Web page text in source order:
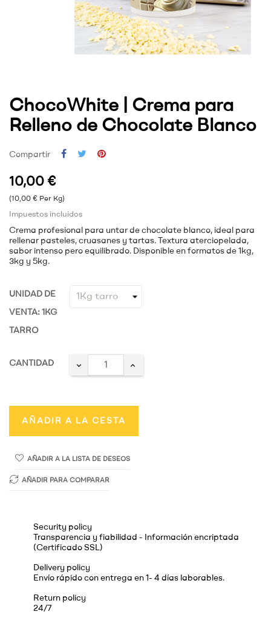
ChocoWhite | Crema para
Relleno de Chocolate Blanco
Compartir
10,00 €
(10,00 € Per Kg)
Impuestos incluidos
Crema profesional para untar de chocolate blanco, ideal para
rellenar pasteles, cruasanes y tartas. Textura aterciopelada,
sabor intenso pero equilibrado. Disponible en formatos de 1kg,
3kg y 5kg.
UNIDAD DE
VENTA: 1KG
TARRO
CANTIDAD
AÑADIR A LA CESTA
AÑADIR A LA LISTA DE DESEOS
AÑADIR PARA COMPARAR
Security policy
Transparencia y fiabilidad - Información encriptada
(Certificado SSL)
Delivery policy
Envío rápido con entrega en 1- 4 días laborables.
Return policy
24/7